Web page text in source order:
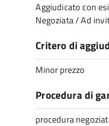
Aggiudicato con
Negoziata / Ad
Critero di
Minor prezzo
Procedura di
procedura